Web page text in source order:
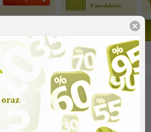
0 produktów
Union Special > kit of parts us
Cena netto
Zapytaj o cenę